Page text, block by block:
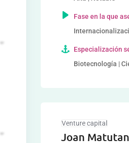
Fase en la que
Especialización
Biotecnología |
Venture capital
Joan